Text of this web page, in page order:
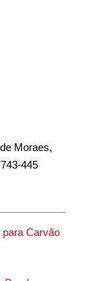
Moraes,
445
Carvão